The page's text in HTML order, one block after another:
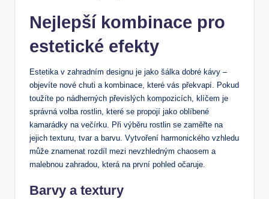
Nejlepší kombinace pro
estetické efekty
Estetika v zahradním designu je jako šálka dobré kávy –
objevíte nové chuti a kombinace, které vás překvapí. Pokud
toužíte po nádherných převislých kompozicích, klíčem je
správná volba rostlin, které se propojí jako oblíbené
kamarádky na večírku. Při výběru rostlin se zaměřte na
jejich texturu, tvar a barvu. Vytvoření harmonického vzhledu
může znamenat rozdíl mezi nevzhledným chaosem a
malebnou zahradou, která na první pohled očaruje.
Barvy a textury